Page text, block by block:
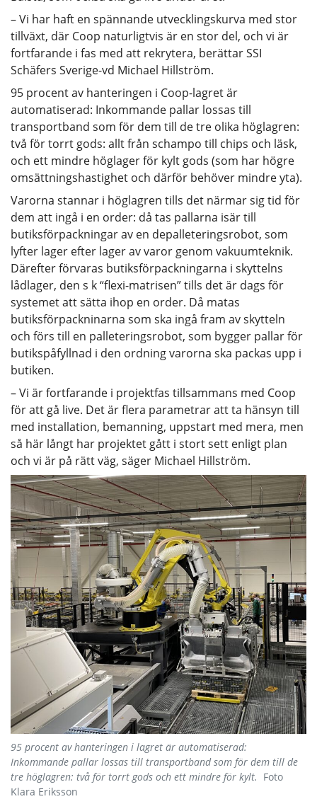
– Vi har haft en spännande utvecklingskurva med stor
tillväxt, där Coop naturligtvis är en stor del, och vi är
fortfarande i fas med att rekrytera, berättar SSI
Schäfers Sverige-vd Michael Hillström.
95 procent av hanteringen i Coop-lagret är
automatiserad: Inkommande pallar lossas till
transportband som för dem till de tre olika höglagren:
två för torrt gods: allt från schampo till chips och läsk,
och ett mindre höglager för kylt gods (som har högre
omsättningshastighet och därför behöver mindre yta).
Varorna stannar i höglagren tills det närmar sig tid för
dem att ingå i en order: då tas pallarna isär till
butiksförpackningar av en depalleteringsrobot, som
lyfter lager efter lager av varor genom vakuumteknik.
Därefter förvaras butiksförpackningarna i skyttelns
lådlager, den s k “flexi-matrisen” tills det är dags för
systemet att sätta ihop en order. Då matas
butiksförpackninarna som ska ingå fram av skytteln
och förs till en palleteringsrobot, som bygger pallar för
butikspåfyllnad i den ordning varorna ska packas upp i
butiken.
– Vi är fortfarande i projektfas tillsammans med Coop
för att gå live. Det är flera parametrar att ta hänsyn till
med installation, bemanning, uppstart med mera, men
så här långt har projektet gått i stort sett enligt plan
och vi är på rätt väg, säger Michael Hillström.
95 procent av hanteringen i lagret är automatiserad:
Inkommande pallar lossas till transportband som för dem till de
tre höglagren: två för torrt gods och ett mindre för kylt. Foto
Klara Eriksson